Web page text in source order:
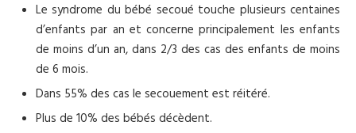
Le syndrome du bébé secoué touche plusieurs centaines
d’enfants par an et concerne principalement les enfants
de moins d’un an, dans 2/3 des cas des enfants de moins
de 6 mois.
Dans 55% des cas le secouement est réitéré.
Plus de 10% des bébés décèdent.